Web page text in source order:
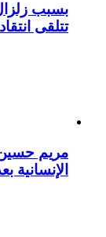
بسبب
تتلقى
مريم
الإنسانية